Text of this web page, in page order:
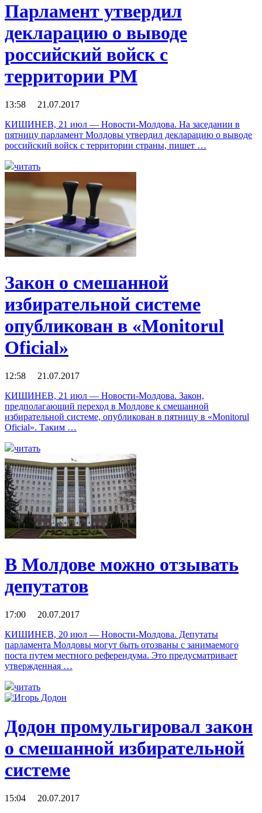
Парламент утвердил
декларацию о выводе
российский войск с
территории РМ
13:58 21.07.2017
КИШИНЕВ, 21 июл — Новости-Молдова. На заседании в
пятницу парламент Молдовы утвердил декларацию о выводе
российский войск с территории страны, пишет …
читать
Закон о смешанной
избирательной системе
опубликован в «Monitorul
Oficial»
12:58 21.07.2017
КИШИНЕВ, 21 июл — Новости-Молдова. Закон,
предполагающий переход в Молдове к смешанной
избирательной системе, опубликован в пятницу в «Monitorul
Oficial». Таким …
читать
В Молдове можно отзывать
депутатов
17:00 20.07.2017
КИШИНЕВ, 20 июл — Новости-Молдова. Депутаты
парламента Молдовы могут быть отозваны с занимаемого
поста путем местного референдума. Это предусматривает
утвержденная …
читать
Додон промульгировал закон
о смешанной избирательной
системе
15:04 20.07.2017